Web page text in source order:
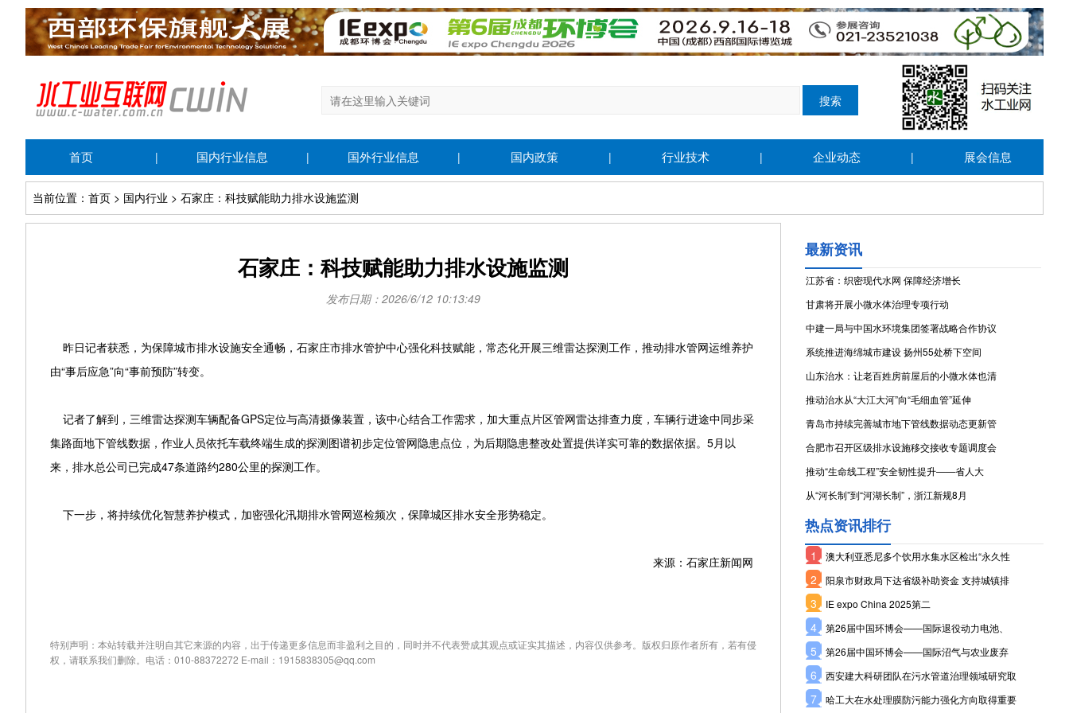
首页 | 国内行业信息 | 国外行业信息 | 国内政策 | 行业技术 | 企业动态 | 展会信息
当前位置：首页 > 国内行业 > 石家庄：科技赋能助力排水设施监测
石家庄：科技赋能助力排水设施监测
发布日期：2026/6/12 10:13:49
昨日记者获悉，为保障城市排水设施安全通畅，石家庄市排水管护中心强化科技赋能，常态化开展三维雷达探测工作，推动排水管网运维养护
由“事后应急”向“事前预防”转变。
记者了解到，三维雷达探测车辆配备GPS定位与高清摄像装置，该中心结合工作需求，加大重点片区管网雷达排查力度，车辆行进途中同步采
集路面地下管线数据，作业人员依托车载终端生成的探测图谱初步定位管网隐患点位，为后期隐患整改处置提供详实可靠的数据依据。5月以
来，排水总公司已完成47条道路约280公里的探测工作。
下一步，将持续优化智慧养护模式，加密强化汛期排水管网巡检频次，保障城区排水安全形势稳定。
来源：石家庄新闻网
特别声明：本站转载并注明自其它来源的内容，出于传递更多信息而非盈利之目的，同时并不代表赞成其观点或证实其描述，内容仅供参考。版权归原作者所有，若有侵
权，请联系我们删除。电话：010-88372272 E-mail：1915838305@qq.com
最新资讯
江苏省：织密现代水网 保障经济增长
甘肃将开展小微水体治理专项行动
中建一局与中国水环境集团签署战略合作协议
系统推进海绵城市建设 扬州55处桥下空间
山东治水：让老百姓房前屋后的小微水体也清
推动治水从“大江大河”向“毛细血管”延伸
青岛市持续完善城市地下管线数据动态更新管
合肥市召开区级排水设施移交接收专题调度会
推动“生命线工程”安全韧性提升——省人大
从“河长制”到“河湖长制”，浙江新规8月
热点资讯排行
1 澳大利亚悉尼多个饮用水集水区检出“永久性
2 阳泉市财政局下达省级补助资金 支持城镇排
3 IE expo China 2025第二
4 第26届中国环博会——国际退役动力电池、
5 第26届中国环博会——国际沼气与农业废弃
6 西安建大科研团队在污水管道治理领域研究取
7 哈工大在水处理膜防污能力强化方向取得重要